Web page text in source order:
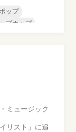
ップ
プホップ
ミュージック
リスト」に追